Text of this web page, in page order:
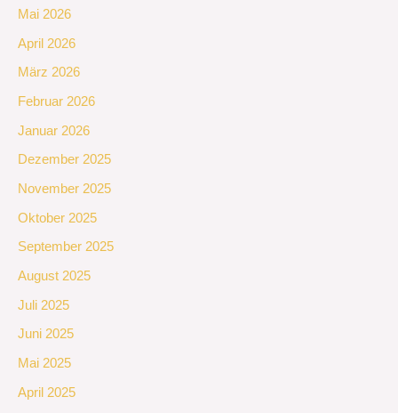
Mai 2026
April 2026
März 2026
Februar 2026
Januar 2026
Dezember 2025
November 2025
Oktober 2025
September 2025
August 2025
Juli 2025
Juni 2025
Mai 2025
April 2025